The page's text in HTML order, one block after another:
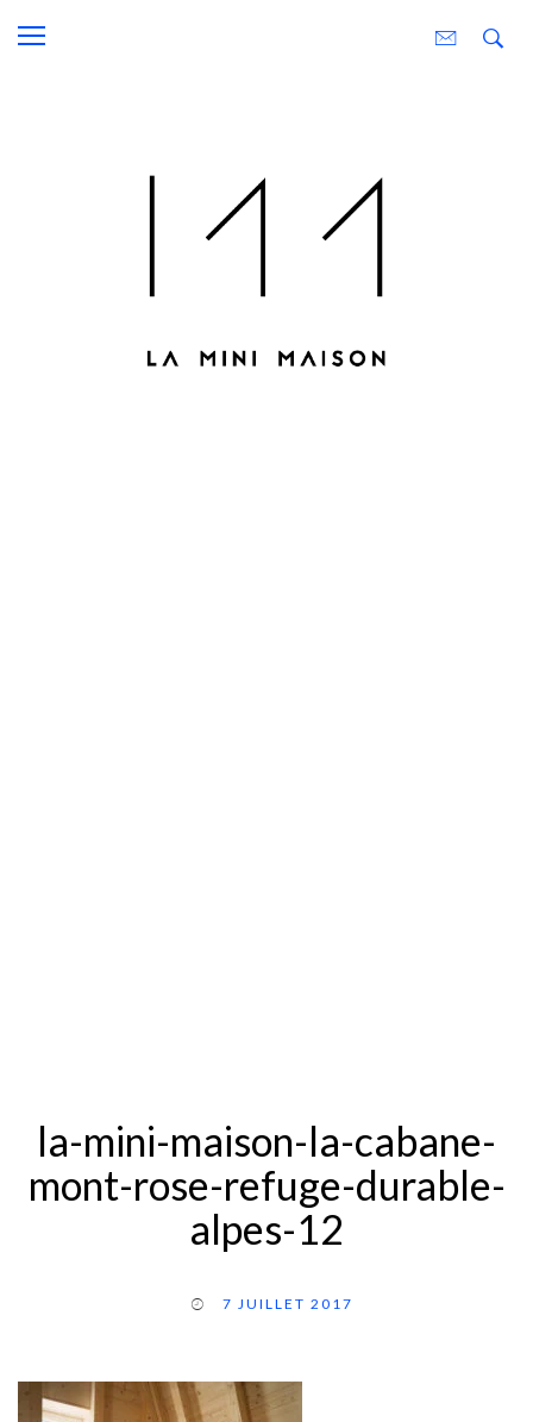
la-mini-maison-la-cabane-
mont-rose-refuge-durable-
alpes-12
7 JUILLET 2017